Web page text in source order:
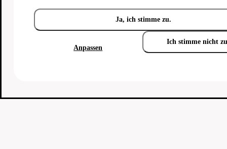
Ja, ich stimme zu.
Anpassen
Ich stimme nicht